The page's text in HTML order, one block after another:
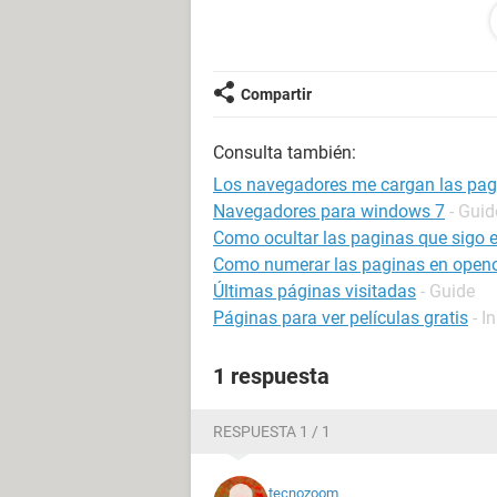
semejante, pasé el programa
navegadores, incluso probando
configuración diferente etc, y
junto con un pantallazo azul pero
ahí el problema.
Como circunstancia extra,
torrent una cantidad considerable
iba todo correcto, y no se si influirá
supuesto desconectado y sin ningún
Compartir
Consulta también:
Los navegadores me cargan las
Navegadores para windows 7 -
Como ocultar las paginas que sigo
Como numerar las paginas en
Últimas páginas visitadas - Guide
Páginas para ver películas gratis -
1 respuesta
RESPUESTA 1 / 1
tecnozoom